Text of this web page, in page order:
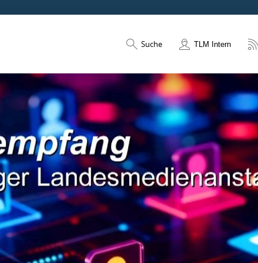
Suche TLM Intern